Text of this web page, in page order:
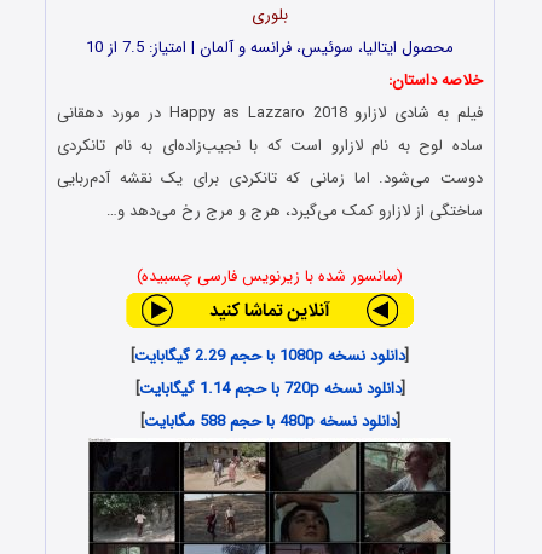
بلوری
محصول ایتالیا، سوئیس، فرانسه و آلمان | امتیاز: 7.5 از 10
خلاصه داستان:
فیلم به شادی لازارو Happy as Lazzaro 2018 در مورد دهقانی
ساده لوح به نام لازارو است که با نجیب‌زاده‌ای به نام تانکردی
دوست می‌شود. اما زمانی که تانکردی برای یک نقشه آدم‌ربایی
ساختگی از لازارو کمک می‌گیرد، هرج و مرج رخ می‌دهد و…
(سانسور شده با زیرنویس فارسی چسبیده)
[دانلود نسخه 1080p با حجم 2.29 گیگابایت
]
[دانلود نسخه 720p با حجم 1.14 گیگابایت
]
[دانلود نسخه 480p با حجم 588 مگابایت ]